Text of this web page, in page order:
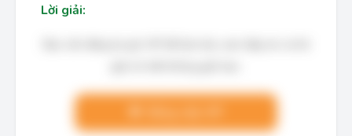
Lời giải: